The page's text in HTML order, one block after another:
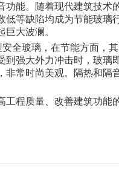
能。随着现代建筑技
等缺陷均成为节能玻
大波澜。
玻璃，在节能方面，
强大外力冲击时，玻
常时尚美观。隔热和
质量、改善建筑功能